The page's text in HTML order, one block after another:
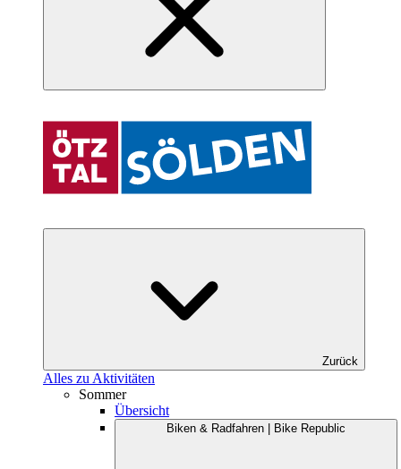
Zurück
Alles zu Aktivitäten
Sommer
Übersicht
Biken & Radfahren | Bike Republic